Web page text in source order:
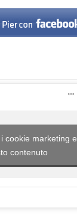
cookie marketing e
contenuto